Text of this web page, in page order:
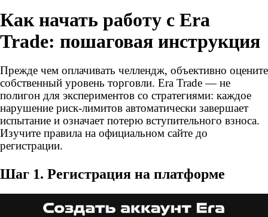
Как начать работу с Era
Trade: пошаговая инструкция
Прежде чем оплачивать челлендж, объективно оцените
собственный уровень торговли. Era Trade — не
полигон для экспериментов со стратегиями: каждое
нарушение риск-лимитов автоматически завершает
испытание и означает потерю вступительного взноса.
Изучите правила на официальном сайте до
регистрации.
Шаг 1. Регистрация на платформе